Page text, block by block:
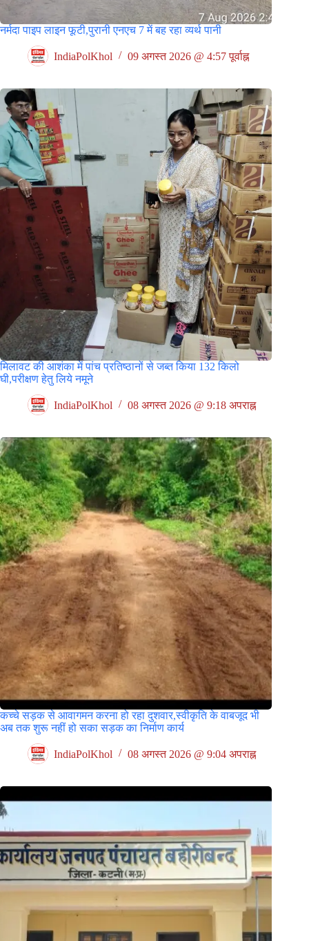
नर्मदा पाइप लाइन फूटी,पुरानी एनएच 7 में बह रहा व्यर्थ पानी
IndiaPolKhol 09 अगस्त 2026 @ 4:57 पूर्वाह्न
मिलावट की आशंका में पांच प्रतिष्ठानों से जब्त किया 132 किलो
घी,परीक्षण हेतु लिये नमूने
IndiaPolKhol 08 अगस्त 2026 @ 9:18 अपराह्न
कच्चे सड़क से आवागमन करना हो रहा दुशवार,स्वीकृति के वाबजूद भी
अब तक शुरू नहीं हो सका सड़क का निर्माण कार्य
IndiaPolKhol 08 अगस्त 2026 @ 9:04 अपराह्न